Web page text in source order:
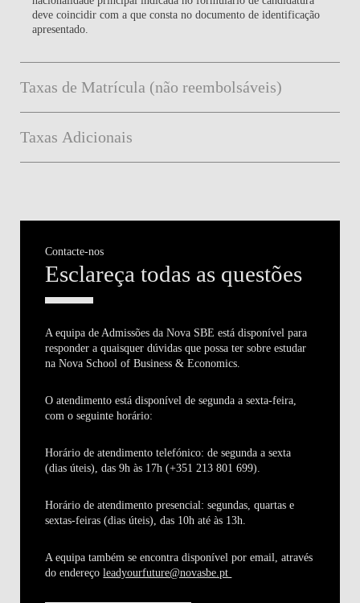
deve coincidir com a que consta no documento de identificação
apresentado.
Taxas de Matrícula (não reembolsáveis)
Taxas Adicionais
Contacte-nos
Esclareça todas as questões
A equipa de Admissões da Nova SBE está disponível para
responder a quaisquer dúvidas que possa ter sobre estudar
na Nova School of Business & Economics.
O atendimento está disponível de segunda a sexta-feira,
com o seguinte horário:
Horário de atendimento telefónico:de segunda a sexta
(dias úteis), das 9h às 17h (+351 213 801 699).
Horário de atendimento presencial: segundas, quartas e
sextas-feiras (dias úteis), das 10h até às 13h.
A equipa também se encontra disponível por email, através
do endereçoleadyourfuture@novasbe.pt